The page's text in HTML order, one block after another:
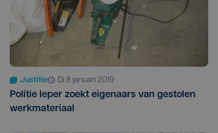
Justitie di 8 januari 2019
Politie Ieper zoekt eigenaars van gestolen
werkmateriaal